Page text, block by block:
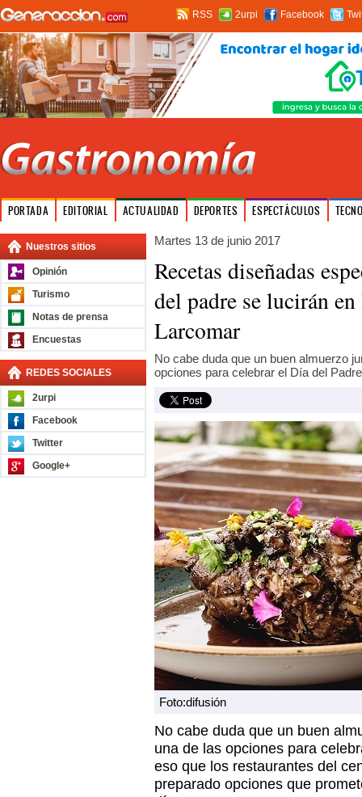
RSS 2urpi Facebook
PORTADA EDITORIAL ACTUALIDAD DEPORTES ESPECTÁCULOS
Nuestros sitios
Opinión
Turismo
Notas de prensa
Encuestas
REDES SOCIALES
2urpi
Facebook
Twitter
Google+
Martes 13 de junio 2017
Recetas diseñadas
del padre se lucirán
Larcomar
No cabe duda que un buen almuerzo
opciones para celebrar el Día del
Foto:difusión
No cabe duda que un buen
una de las opciones para
eso que los restaurantes del
preparado opciones que